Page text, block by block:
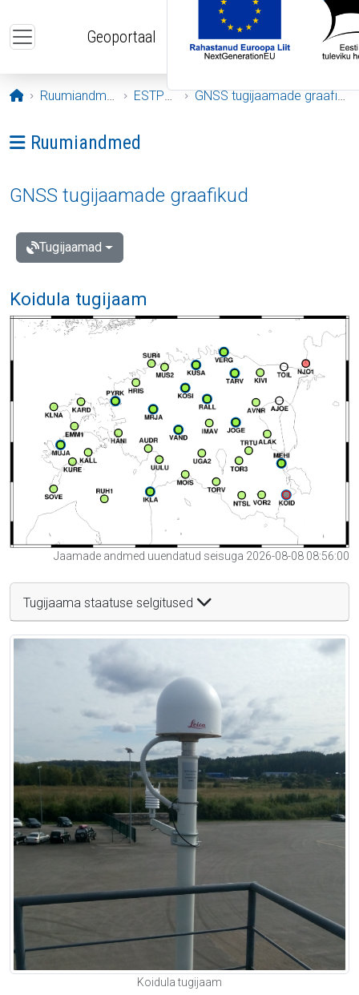
Geoportaal
Avaleht
Ruumiandmed ESTPOS GNSS tugijaamade graafikud
Ava menüü: Ruumiandmed
Ruumiandmed
GNSS tugijaamade graafikud
Tugijaamad
Koidula tugijaam
Jaamade andmed uuendatud seisuga 2026-08-08 08:56:00
Tugijaama staatuse selgitused
Koidula tugijaam